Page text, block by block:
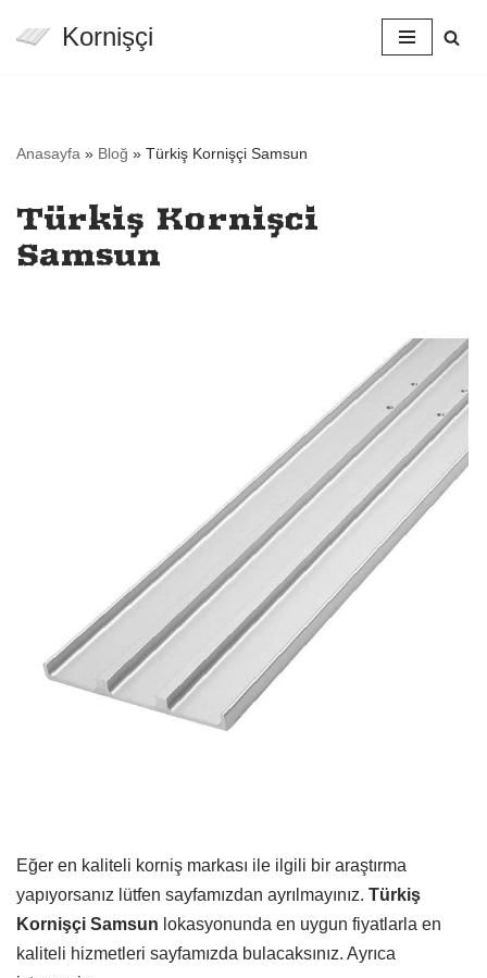
Kornişçi
Anasayfa » Bloğ » Türkiş Kornişçi Samsun
Türkiş Kornişçi
Samsun
Eğer en kaliteli korniş markası ile ilgili bir araştırma
yapıyorsanız lütfen sayfamızdan ayrılmayınız. Türkiş
Kornişçi Samsun lokasyonunda en uygun fiyatlarla en
kaliteli hizmetleri sayfamızda bulacaksınız. Ayrıca